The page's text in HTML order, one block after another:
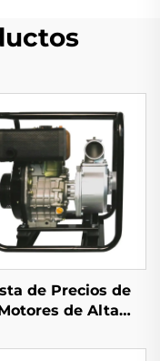
de Precios de
de Alta
Agricultura con